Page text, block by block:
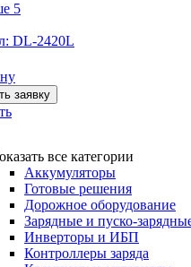
5
DL-2420L
заявку
все категории
Аккумуляторы
Готовые решения
Дорожное оборудование
Зарядные и пуско-
Инверторы и ИБП
Контроллеры заряда